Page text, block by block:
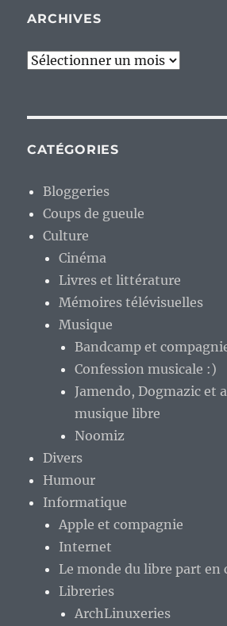
ARCHIVES
Archives
CATÉGORIES
Bloggeries
Coups de gueule
Culture
Cinéma
Livres et littérature
Mémoires télévisuelles
Musique
Bandcamp et
Confession musicale :)
Jamendo, Dogmazic et
musique libre
Noomiz
Divers
Humour
Informatique
Apple et compagnie
Internet
Le monde du libre part en
Libreries
ArchLinuxeries